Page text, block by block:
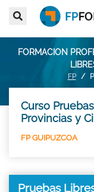
FORMACION
FP
Curso
Provincias y
FP GUIPUZCOA
Pruebas